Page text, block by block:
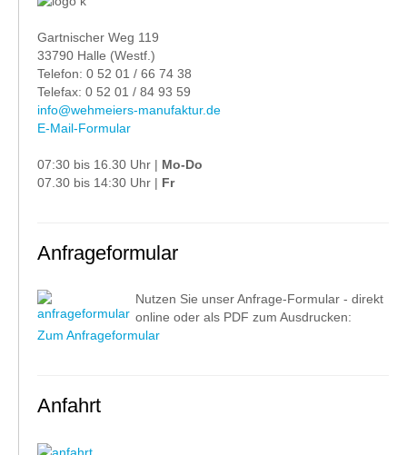
Gartnischer Weg 119
33790 Halle (Westf.)
Telefon: 0 52 01 / 66 74 38
Telefax: 0 52 01 / 84 93 59
info@wehmeiers-manufaktur.de
E-Mail-Formular
07:30 bis 16.30 Uhr | Mo-Do
07.30 bis 14:30 Uhr | Fr
Anfrageformular
Nutzen Sie unser Anfrage-Formular - direkt
online oder als PDF zum Ausdrucken:
Zum Anfrageformular
Anfahrt